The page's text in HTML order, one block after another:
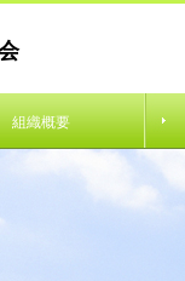
組織概要